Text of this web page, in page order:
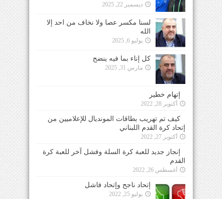
ديسمبر 22, 2025
لسنا مكسر عصا ولا نخاف من احد إلا
الله
يوليو 6, 2025
كل إناء بما فيه ينضح
مارس 31, 2025
إتهام خطير
أكتوبر 28, 2022
كيف تم تهريب بطاقات المونديال للإعلاميين من
إتحاد كرة القدم اللبناني
أكتوبر 27, 2022
إنجاز جديد للعبة كرة السلة وفشل آخر للعبة كرة
القدم
أغسطس 26, 2022
إتحاد ناجح وإتحاد فاشل
يوليو 25, 2022